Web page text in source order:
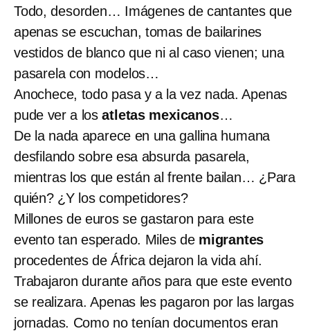
Todo, desorden… Imágenes de cantantes que
apenas se escuchan, tomas de bailarines
vestidos de blanco que ni al caso vienen; una
pasarela con modelos…
Anochece, todo pasa y a la vez nada. Apenas
pude ver a losatletas mexicanos…
De la nada aparece en una gallina humana
desfilando sobre esa absurda pasarela,
mientras los que están al frente bailan… ¿Para
quién? ¿Y los competidores?
Millones de euros se gastaron para este
evento tan esperado. Miles de migrantes
procedentes de África dejaron la vida ahí.
Trabajaron durante años para que este evento
se realizara. Apenas les pagaron por las largas
jornadas. Como no tenían documentos eran